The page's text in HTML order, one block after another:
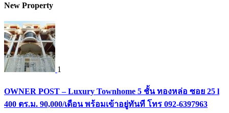
New Property
1
OWNER POST – Luxury Townhome 5 ชั้น ทองหล่อ ซอย 25 l
400 ตร.ม. 90,000/เดือน พร้อมเข้าอยู่ทันที โทร 092-6397963